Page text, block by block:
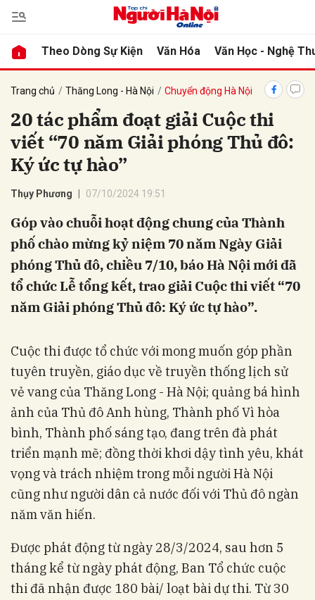
Theo Dòng Sự Kiện Văn Hóa Văn Học - Nghệ
Trang chủ Thăng Long - Hà Nội Chuyển động Hà Nội
20 tác phẩm đoạt giải Cuộc thi
viết “70 năm Giải phóng Thủ đô:
Ký ức tự hào”
Thụy Phương 07/10/2024 19:51
Góp vào chuỗi hoạt động chung của Thành
phố chào mừng kỷ niệm 70 năm Ngày Giải
phóng Thủ đô, chiều 7/10, báo Hà Nội mới đã
tổ chức Lễ tổng kết, trao giải Cuộc thi viết “70
năm Giải phóng Thủ đô: Ký ức tự hào”.
Cuộc thi được tổ chức với mong muốn góp phần
tuyên truyền, giáo dục về truyền thống lịch sử
vẻ vang của Thăng Long - Hà Nội; quảng bá hình
ảnh của Thủ đô Anh hùng, Thành phố Vì hòa
bình, Thành phố sáng tạo, đang trên đà phát
triển mạnh mẽ; đồng thời khơi dậy tình yêu, khát
vọng và trách nhiệm trong mỗi người Hà Nội
cũng như người dân cả nước đối với Thủ đô ngàn
năm văn hiến.
Được phát động từ ngày 28/3/2024, sau hơn 5
tháng kể từ ngày phát động, Ban Tổ chức cuộc
thi đã nhận được 180 bài/ loạt bài dự thi. Từ 30
luận